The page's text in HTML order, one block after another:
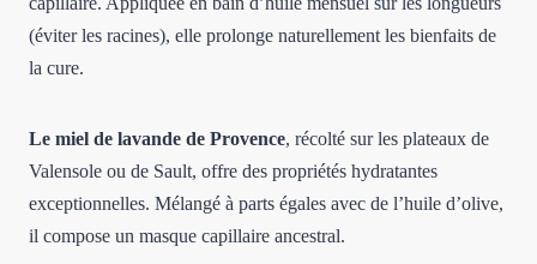
(éviter les racines), elle prolonge naturellement les bienfaits de
la cure.
Le miel de lavande de Provence, récolté sur les plateaux de
Valensole ou de Sault, offre des propriétés hydratantes
exceptionnelles. Mélangé à parts égales avec de l’huile d’olive,
il compose un masque capillaire ancestral.